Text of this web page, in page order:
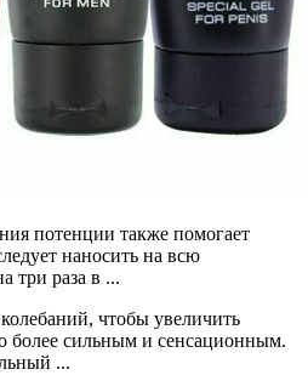
потенции также помогает
наносить на всю
три раза в ...
чтобы увеличить
более сильным и сенсационным.
...